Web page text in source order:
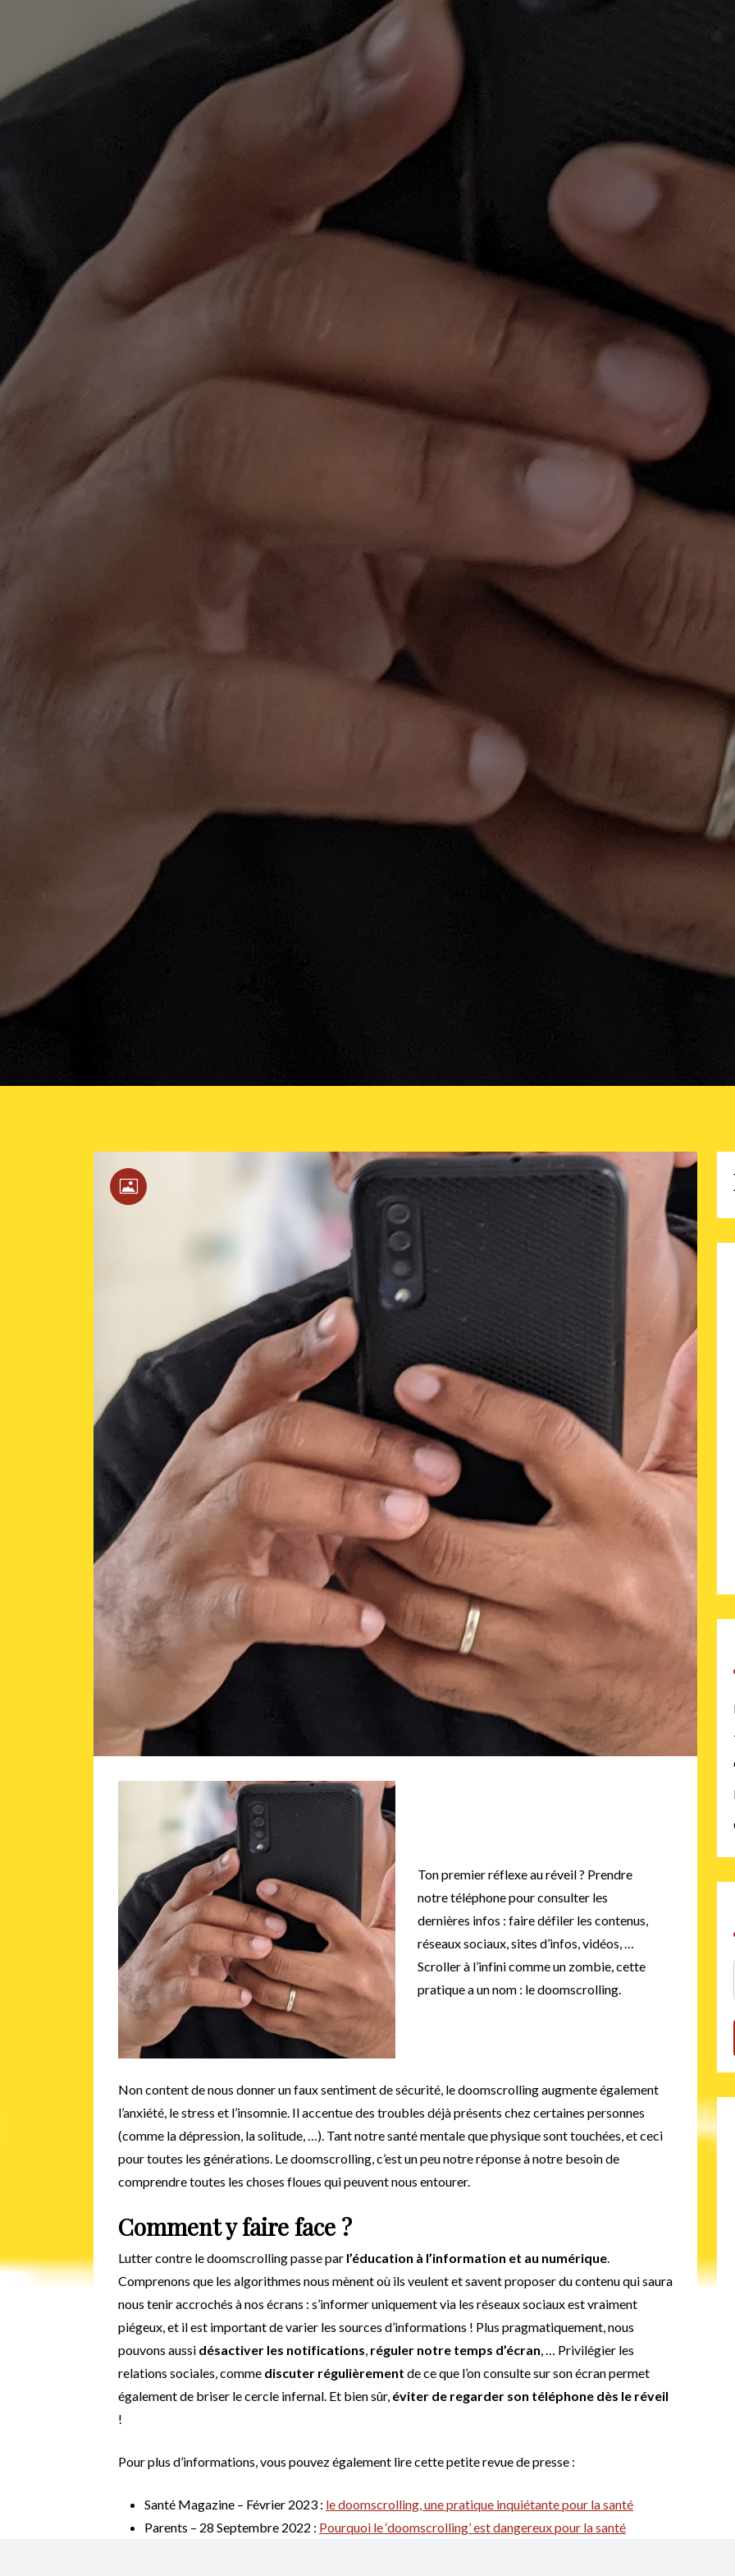
Ton premier réflexe au réveil ? Prendre
notre téléphone pour consulter les
dernières infos : faire défiler les contenus,
réseaux sociaux, sites d’infos, vidéos, …
Scroller à l’infini comme un zombie, cette
pratique a un nom : le doomscrolling.
Non content de nous donner un faux sentiment de sécurité, le doomscrolling augmente également
l’anxiété, le stress et l’insomnie. Il accentue des troubles déjà présents chez certaines personnes
(comme la dépression, la solitude, …). Tant notre santé mentale que physique sont touchées, et ceci
pour toutes les générations. Le doomscrolling, c’est un peu notre réponse à notre besoin de
comprendre toutes les choses floues qui peuvent nous entourer.
Comment y faire face ?
Lutter contre le doomscrolling passe par l’éducation à l’information et au numérique
Comprenons que les algorithmes nous mènent où ils veulent et savent proposer du contenu qui saura
nous tenir accrochés à nos écrans : s’informer uniquement via les réseaux sociaux est vraiment
piégeux, et il est important de varier les sources d’informations ! Plus pragmatiquement, nous
pouvons aussi désactiver les notifications réguler notre temps d’écran , … Privilégier les
relations sociales, comme discuter régulièrement de ce que l’on consulte sur son écran permet
également de briser le cercle infernal. Et bien sûr, éviter de regarder son téléphone dès le réveil
!
Pour plus d’informations, vous pouvez également lire cette petite revue de presse :
Santé Magazine – Février 2023 : le doomscrolling, une pratique inquiétante pour la santé
Parents – 28 Septembre 2022 : Pourquoi le ‘doomscrolling’ est dangereux pour la santé